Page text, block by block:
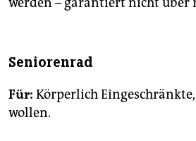
Seniorenrad
Für: Körperlich
wollen.